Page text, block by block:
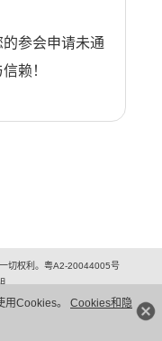
用Cookies。 Cookies和隐
参会申请未通
赖！
切权利。粤A2-20044005号